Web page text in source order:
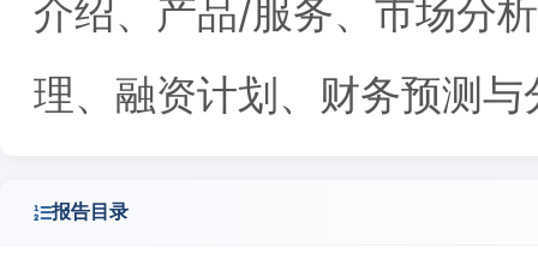
介绍、产品/服务、市场分
理、融资计划、财务预测
报告目录